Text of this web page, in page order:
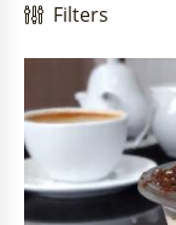
Filters